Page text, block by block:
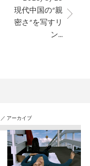
現代中国の“親
密さ”を写すリ
ン...
／ アーカイブ